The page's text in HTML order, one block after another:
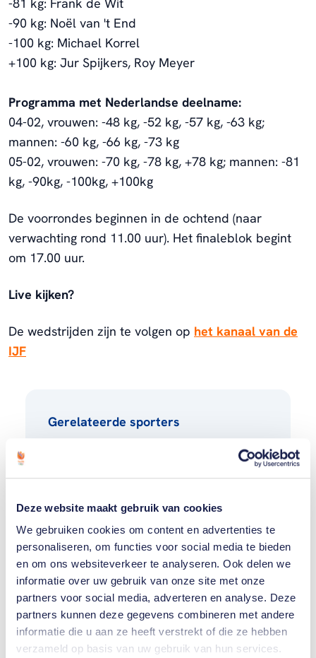
Deze website maakt gebruik van cookies
We gebruiken cookies om content en advertenties te
personaliseren, om functies voor social media te bieden
en om ons websiteverkeer te analyseren. Ook delen we
informatie over uw gebruik van onze site met onze
partners voor social media, adverteren en analyse. Deze
partners kunnen deze gegevens combineren met andere
informatie die u aan ze heeft verstrekt of die ze hebben
verzameld op basis van uw gebruik van hun services.
-90 kg: Noël van 't End
-100 kg: Michael Korrel
+100 kg: Jur Spijkers, Roy Meyer
Programma met Nederlandse deelname:
04-02, vrouwen: -48 kg, -52 kg, -57 kg, -63 kg;
mannen: -60 kg, -66 kg, -73 kg
05-02, vrouwen: -70 kg, -78 kg, +78 kg; mannen: -81
kg, -90kg, -100kg, +100kg
De voorrondes beginnen in de ochtend (naar
verwachting rond 11.00 uur). Het finaleblok begint
om 17.00 uur.
Live kijken?
De wedstrijden zijn te volgen op het kanaal van de
IJF
Gerelateerde sporters
Geke
natascha
ausma
(1)
Toon alle 13